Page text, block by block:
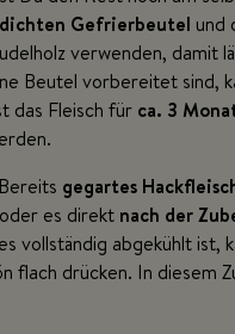
Gefrierbeutel und
verwenden, damit
Beutel vorbereitet sind,
das Fleisch für ca. 3
Bereits gegartes
es direkt nach der
vollständig abgekühlt ist,
flach drücken. In diesem